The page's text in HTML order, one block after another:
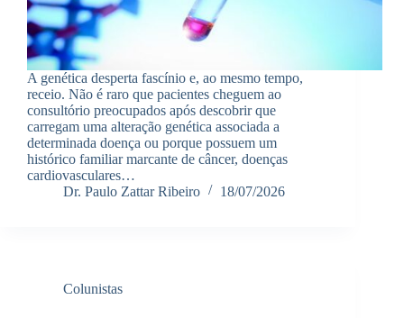
A genética desperta fascínio e, ao mesmo tempo,
receio. Não é raro que pacientes cheguem ao
consultório preocupados após descobrir que
carregam uma alteração genética associada a
determinada doença ou porque possuem um
histórico familiar marcante de câncer, doenças
cardiovasculares…
Dr. Paulo Zattar Ribeiro
18/07/2026
Colunistas